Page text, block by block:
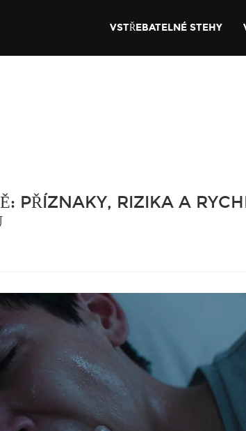
VSTŘEBATELNÉ STEHY
PŘÍZNAKY, RIZIKA A